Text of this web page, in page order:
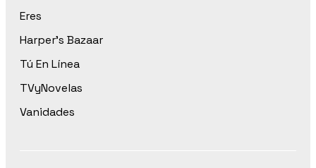
Eres
Harper’s Bazaar
Tú En Línea
TVyNovelas
Vanidades